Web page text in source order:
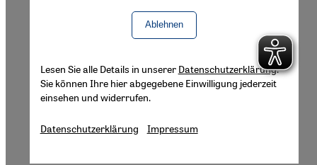
Ablehnen
Lesen Sie alle Details in unserer Datenschutzerklärung.
Sie können Ihre hier abgegebene Einwilligung jederzeit
einsehen und widerrufen.
Datenschutzerklärung Impressum